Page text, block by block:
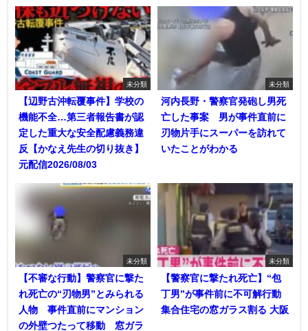
未分類
【辺野古沖転覆事件】学校の
機能不全…第三者報告書が認
定した重大な安全配慮義務違
反【かなえ先生の切り抜き】
元配信2026/08/03
未分類
河内長野・警察官発砲し男死
亡した事案 男が事件直前に
刃物片手にスーパーを訪れて
いたことがわかる
未分類
【不審な行動】警察官に撃た
れ死亡の“刃物男”とみられる
人物 事件直前にマンション
の外壁つたって移動 窓ガラ
未分類
【警察官に撃たれ死亡】“包
丁男”が事件前に不可解行動
集合住宅の窓ガラス割る 大阪